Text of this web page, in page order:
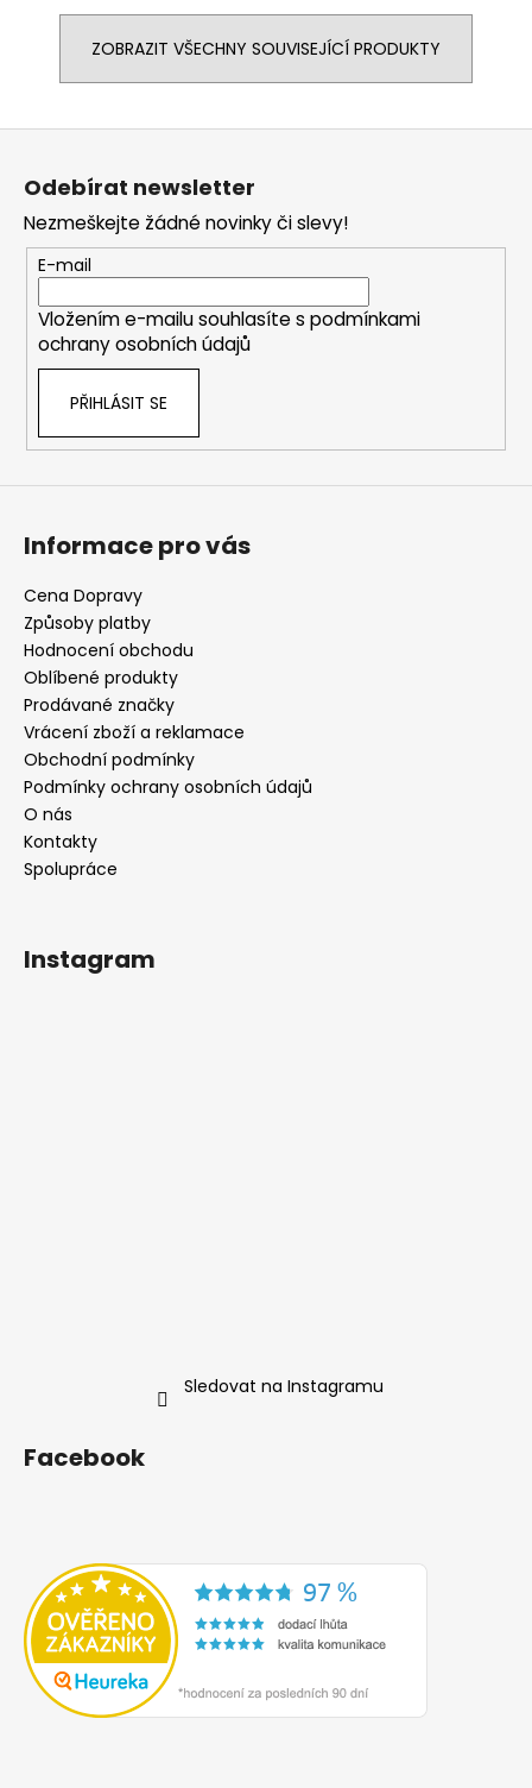
ZOBRAZIT VŠECHNY SOUVISEJÍCÍ PRODUKTY
Z
Odebírat newsletter
Nezmeškejte žádné novinky či slevy!
E-mail
Vložením e-mailu souhlasíte s podmínkami
ochrany osobních údajů
PŘIHLÁSIT SE
Informace pro vás
Cena Dopravy
Způsoby platby
Hodnocení obchodu
Oblíbené produkty
Prodávané značky
Vrácení zboží a reklamace
Obchodní podmínky
Podmínky ochrany osobních údajů
O nás
Kontakty
Spolupráce
Instagram
Sledovat na Instagramu
Facebook